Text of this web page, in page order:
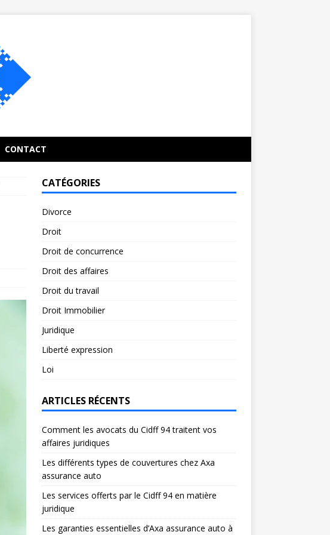
CONTACT
CATÉGORIES
Divorce
Droit
Droit de concurrence
Droit des affaires
Droit du travail
Droit Immobilier
Juridique
Liberté expression
Loi
ARTICLES RÉCENTS
Comment les avocats du Cidff 94 traitent vos
affaires juridiques
Les différents types de couvertures chez Axa
assurance auto
Les services offerts par le Cidff 94 en matière
juridique
Les garanties essentielles d’Axa assurance auto à